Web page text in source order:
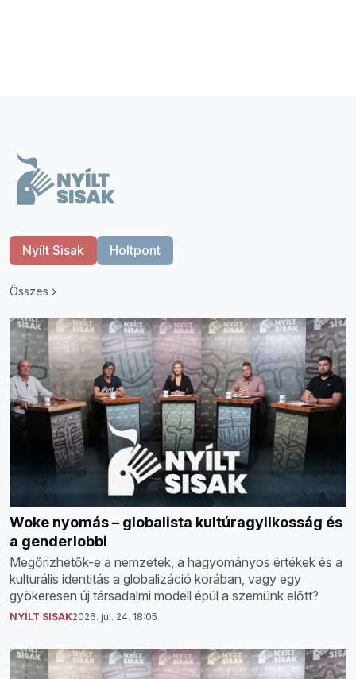
Nyílt Sisak Holtpont
Összes
Woke nyomás – globalista kultúragyilkosság és
a genderlobbi
Megőrizhetők-e a nemzetek, a hagyományos értékek és a
kulturális identitás a globalizáció korában, vagy egy
gyökeresen új társadalmi modell épül a szemünk előtt?
NYÍLT SISAK2026. júl. 24. 18:05